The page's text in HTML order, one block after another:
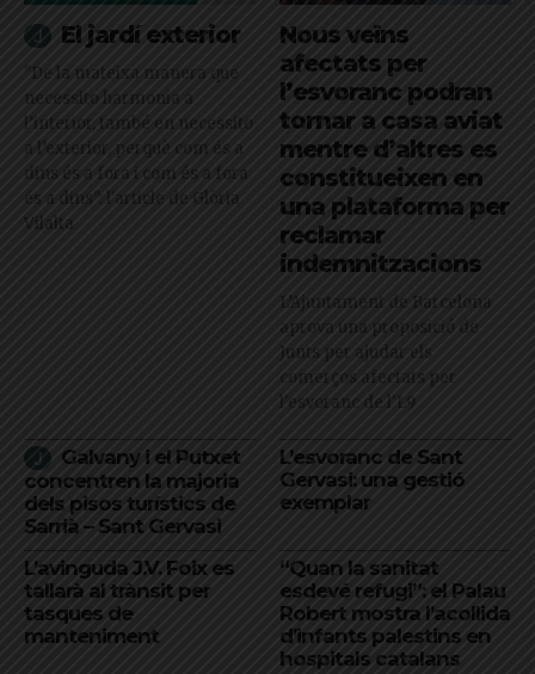
El jardí exterior
"De la mateixa manera que
necessito harmonia a
l’interior, també en necessito
a l’exterior, perquè com és a
dins és a fora i com és a fora
és a dins": l'article de Glòria
Vilalta
Nous veïns
afectats per
l’esvoranc podran
tornar a casa aviat
mentre d’altres es
constitueixen en
una plataforma per
reclamar
indemnitzacions
L’Ajuntament de Barcelona
aprova una proposició de
Junts per ajudar els
comerços afectats per
l'esvoranc de l'L9
Galvany i el Putxet
concentren la majoria
dels pisos turístics de
Sarrià – Sant Gervasi
L’esvoranc de Sant
Gervasi: una gestió
exemplar
L’avinguda J.V. Foix es
tallarà al trànsit per
tasques de
manteniment
“Quan la sanitat
esdevé refugi”: el Palau
Robert mostra l’acollida
d’infants palestins en
hospitals catalans